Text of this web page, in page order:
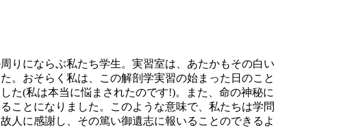
りにならぶ私たち学生。実習室は、あたかもその白い
。おそらく私は、この解剖学実習の始まった日のこと
た(私は本当に悩まされたのです!)。また、命の神秘に
ことになりました。このような意味で、私たちは学問
人に感謝し、その篤い御遺志に報いることのできるよ